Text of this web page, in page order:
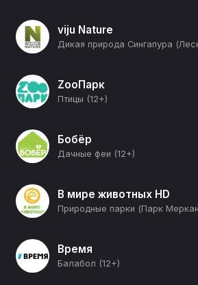
viju Nature
ZooПарк
Птицы (12+)
Бобёр
Дачные феи (12+)
В мире животных HD
Время
Балабол (12+)